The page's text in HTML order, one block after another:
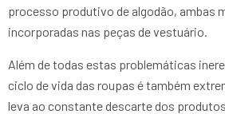
processo produtivo de algodão, ambas
incorporadas nas peças de vestuário.
Além de todas estas problemáticas
ciclo de vida das roupas é também
leva ao constante descarte dos